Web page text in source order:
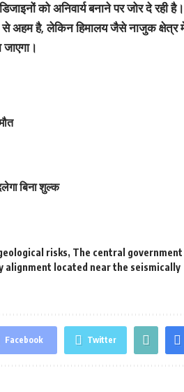
को अनिवार्य बनाने पर जोर दे रही है।
अहम है, लेकिन हिमालय जैसे नाजुक क्षेत्र
बिना शुल्क
risks, The central government
alignment located near the seismically
Facebook Twitter